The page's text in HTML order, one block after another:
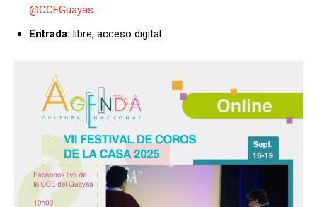
@CCEGuayas
Entrada: libre, acceso digital